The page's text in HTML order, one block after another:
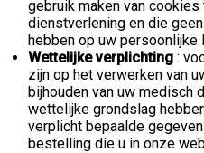
gebruik maken van
dienstverlening en die
hebben op uw persoonlijke
Wettelijke verplichting :
zijn op het verwerken van
bijhouden van uw medisch
wettelijke grondslag
verplicht bepaalde
bestelling die u in onze